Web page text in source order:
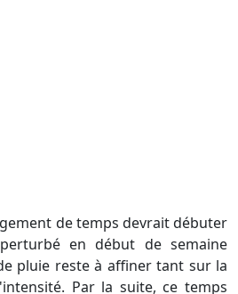
en début de semaine
pluie reste à affiner tant sur la
Par la suite, ce temps